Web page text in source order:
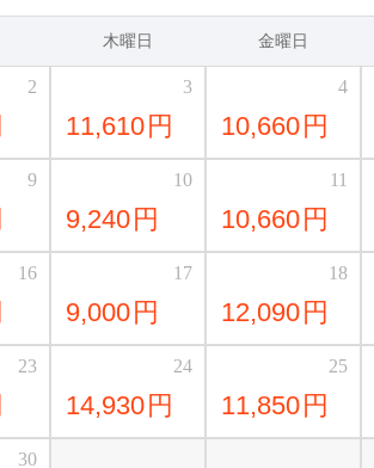
木曜日 金曜日
2
11,610 円
3
10,660 円
4
9
9,240 円
10
10,660 円
11
16
9,000 円
17
12,090 円
18
23
14,930 円
24
11,850 円
25
30